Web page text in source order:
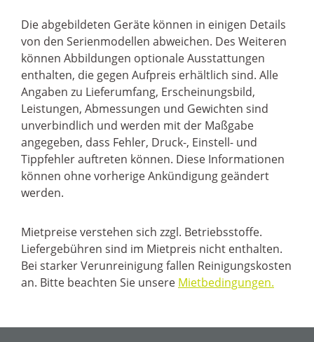
Die abgebildeten Geräte können in einigen Details
von den Serienmodellen abweichen. Des Weiteren
können Abbildungen optionale Ausstattungen
enthalten, die gegen Aufpreis erhältlich sind. Alle
Angaben zu Lieferumfang, Erscheinungsbild,
Leistungen, Abmessungen und Gewichten sind
unverbindlich und werden mit der Maßgabe
angegeben, dass Fehler, Druck-, Einstell- und
Tippfehler auftreten können. Diese Informationen
können ohne vorherige Ankündigung geändert
werden.
Mietpreise verstehen sich zzgl. Betriebsstoffe.
Liefergebühren sind im Mietpreis nicht enthalten.
Bei starker Verunreinigung fallen Reinigungskosten
an. Bitte beachten Sie unsere Mietbedingungen.